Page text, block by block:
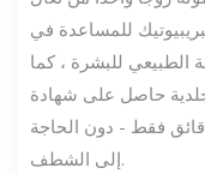
للمساعدة في
الطبيعي للبشرة ، كما
حاصل على شهادة
في بوسطن. يعمل في غضون 10 دقائق فقط - دون الحاجة
إلى الشطف.